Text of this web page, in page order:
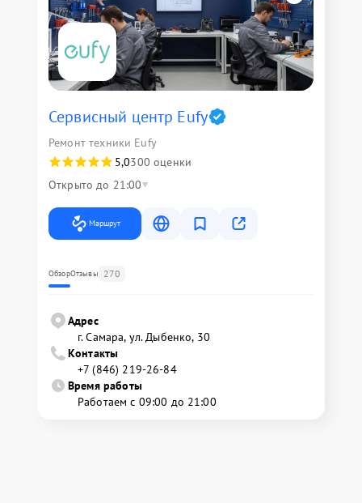
Сервисный центр Eufy
Ремонт техники Eufy
5,0300 оценки
Открыто до 21:00
Маршрут
ОбзорОтзывы 270
Адрес
г. Самара, ул. Дыбенко, 30
Контакты
+7 (846) 219-26-84
Время работы
Работаем с 09:00 до 21:00